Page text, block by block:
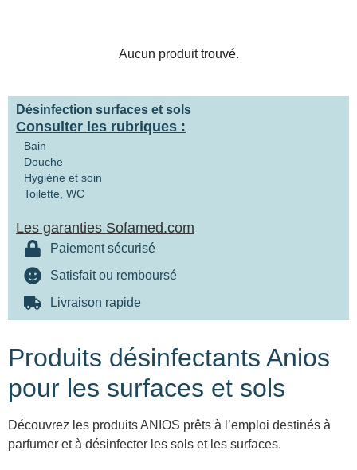
Désinfection surfaces et sols
Consulter les rubriques :
Bain
Douche
Hygiène et soin
Toilette, WC
Les garanties Sofamed.com
Paiement sécurisé
Satisfait ou remboursé
Livraison rapide
Aucun produit trouvé.
Produits désinfectants Anios
pour les surfaces et sols
Découvrez les produits ANIOS prêts à l’emploi destinés à
parfumer et à désinfecter les sols et les surfaces.